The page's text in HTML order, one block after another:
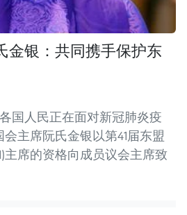
金银：共同携手保护东
国人民正在面对新冠肺炎疫
主席阮氏金银以第41届东盟
主席的资格向成员议会主席致